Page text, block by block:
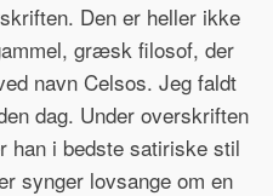
Den er heller ikke
græsk filosof, der
navn Celsos. Jeg faldt
dag. Under overskriften
han i bedste satiriske stil
synger lovsange om en